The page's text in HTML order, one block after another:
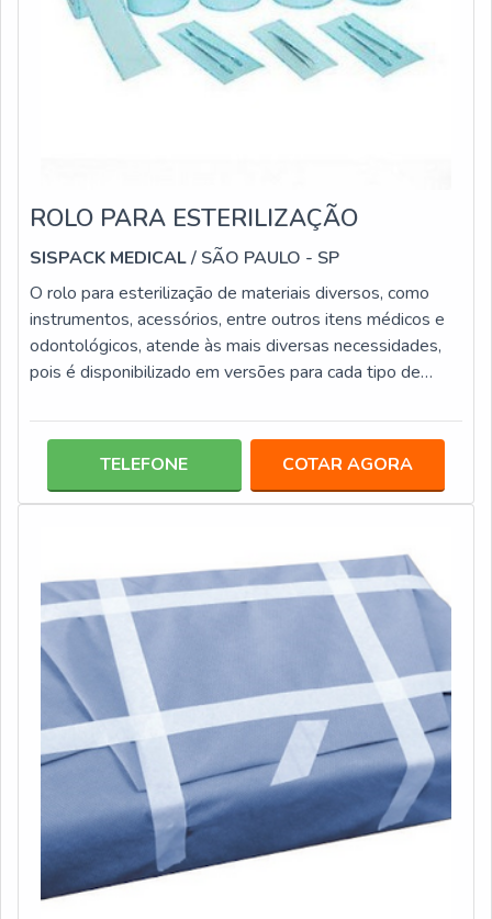
ROLO PARA ESTERILIZAÇÃO
SISPACK MEDICAL/ SÃO PAULO - SP
O rolo para esterilização de materiais diversos, como
instrumentos, acessórios, entre outros itens médicos e
odontológicos, atende às mais diversas necessidades,
pois é disponibilizado em versões para cada tipo de
de hidrogênio; Óxido de etileno.Os rolos para
filme multilaminado ou bilaminado, que são inseridos em
camadas sobre o papel. Este tipo de embalagem conta
TELEFONE COTAR AGORA